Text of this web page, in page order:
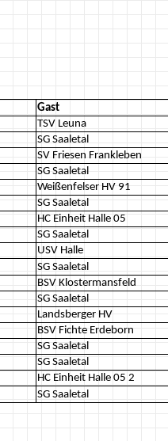
Gast
TSV Leuna
SG Saaletal
SV Friesen Frankleben
SG Saaletal
Weißenfelser HV 91
SG Saaletal
HC Einheit Halle 05
SG Saaletal
USV Halle
SG Saaletal
BSV Klostermansfeld
SG Saaletal
Landsberger HV
BSV Fichte Erdeborn
SG Saaletal
SG Saaletal
HC Einheit Halle 05 2
SG Saaletal